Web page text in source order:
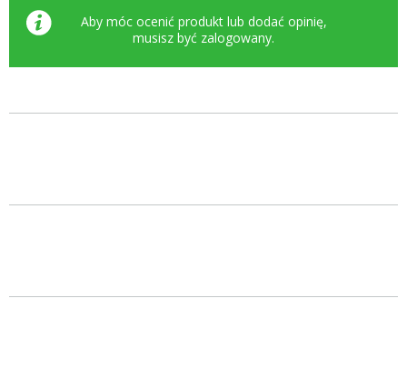
Aby móc ocenić produkt lub dodać opinię,
musisz być zalogowany.